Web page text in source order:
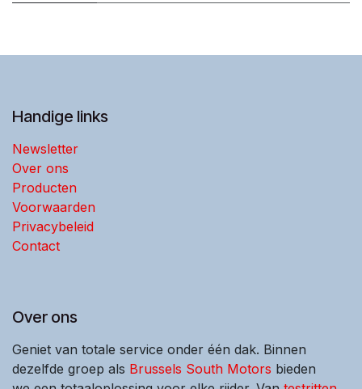
Handige links
Newsletter
Over ons
Producten
Voorwaarden
Privacybeleid
Contact
Over ons
Geniet van totale service onder één dak. Binnen
dezelfde groep als Brussels South Motors bieden